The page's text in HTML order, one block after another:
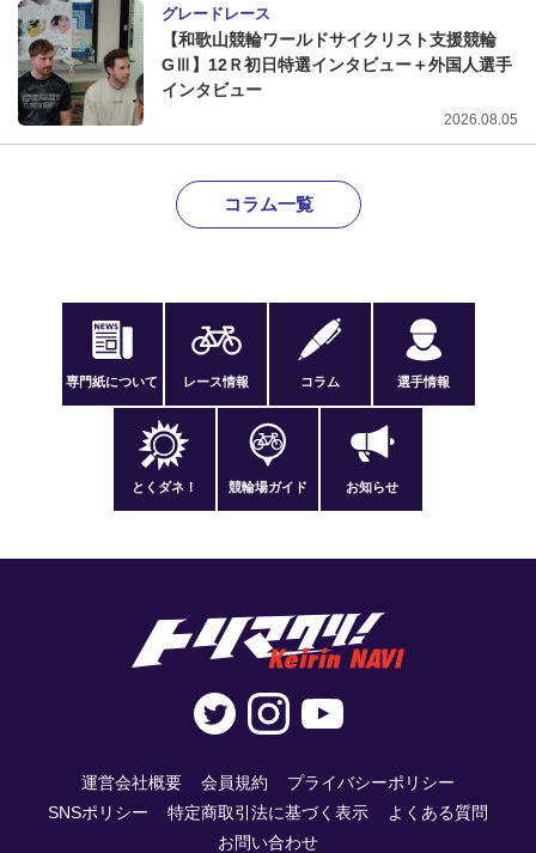
グレードレース
【和歌山競輪ワールドサイクリスト支援競輪
GⅢ】12Ｒ初日特選インタビュー＋外国人選手
インタビュー
2026.08.05
コラム一覧
専門紙について レース情報 コラム 選手情報
とくダネ！ 競輪場ガイド お知らせ
運営会社概要 会員規約
プライバシーポリシー
SNSポリシー
特定商取引法に基づく表示
よくある質問
お問い合わせ